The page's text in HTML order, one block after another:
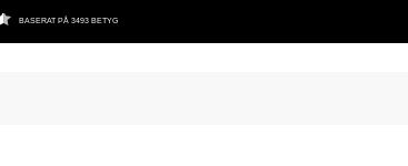
BASERAT PÅ 3493 BETYG